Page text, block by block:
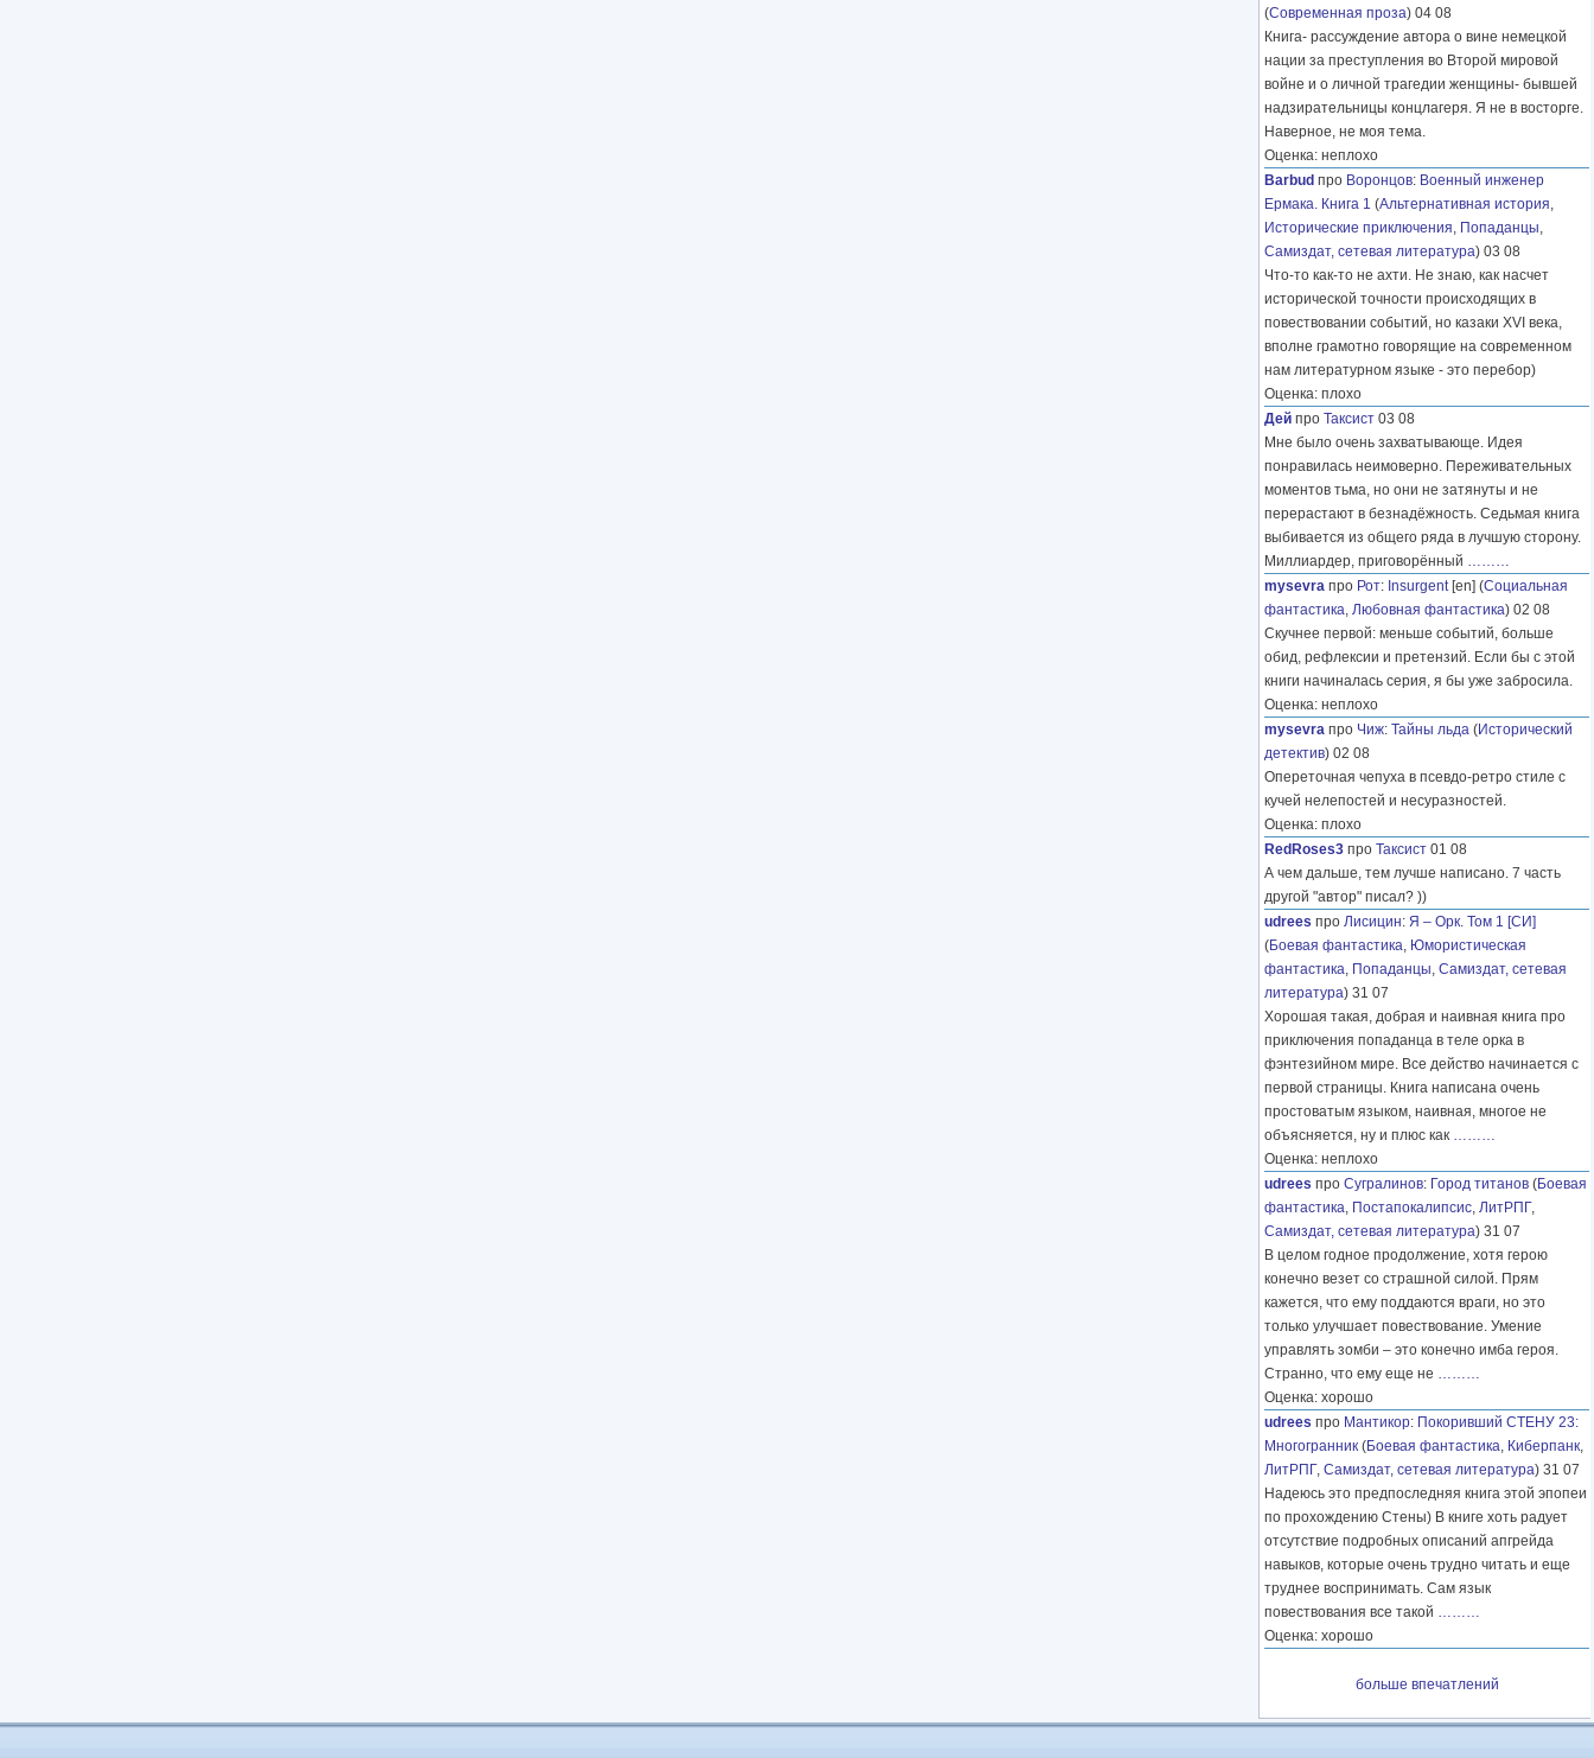
(Современная проза) 04 08
Книга- рассуждение автора о вине немецкой
нации за преступления во Второй мировой
войне и о личной трагедии женщины- бывшей
надзирательницы концлагеря. Я не в восторге.
Наверное, не моя тема.
Оценка: неплохо
Barbud про Воронцов: Военный инженер
Ермака. Книга 1 (Альтернативная история,
Исторические приключения, Попаданцы,
Самиздат, сетевая литература) 03 08
Что-то как-то не ахти. Не знаю, как насчет
исторической точности происходящих в
повествовании событий, но казаки XVI века,
вполне грамотно говорящие на современном
нам литературном языке - это перебор)
Оценка: плохо
Дей про Таксист 03 08
Мне было очень захватывающе. Идея
понравилась неимоверно. Переживательных
моментов тьма, но они не затянуты и не
перерастают в безнадёжность. Седьмая книга
выбивается из общего ряда в лучшую сторону.
Миллиардер, приговорённый ………
mysevra про Рот: Insurgent[en] (Социальная
фантастика, Любовная фантастика) 02 08
Скучнее первой: меньше событий, больше
обид, рефлексии и претензий. Если бы с этой
книги начиналась серия, я бы уже забросила.
Оценка: неплохо
mysevra про Чиж: Тайны льда (Исторический
детектив) 02 08
Опереточная чепуха в псевдо-ретро стиле с
кучей нелепостей и несуразностей.
Оценка: плохо
RedRoses3 про Таксист 01 08
А чем дальше, тем лучше написано. 7 часть
другой "автор" писал? ))
udrees про Лисицин: Я – Орк. Том 1 [СИ]
(Боевая фантастика, Юмористическая
фантастика, Попаданцы, Самиздат, сетевая
литература) 31 07
Хорошая такая, добрая и наивная книга про
приключения попаданца в теле орка в
фэнтезийном мире. Все действо начинается с
первой страницы. Книга написана очень
простоватым языком, наивная, многое не
объясняется, ну и плюс как ………
Оценка: неплохо
udrees про Сугралинов: Город титанов (Боевая
фантастика, Постапокалипсис, ЛитРПГ,
Самиздат, сетевая литература) 31 07
В целом годное продолжение, хотя герою
конечно везет со страшной силой. Прям
кажется, что ему поддаются враги, но это
только улучшает повествование. Умение
управлять зомби – это конечно имба героя.
Странно, что ему еще не ………
Оценка: хорошо
udrees про Мантикор: Покоривший СТЕНУ 23:
Многогранник (Боевая фантастика, Киберпанк,
ЛитРПГ, Самиздат, сетевая литература) 31 07
Надеюсь это предпоследняя книга этой эпопеи
по прохождению Стены) В книге хоть радует
отсутствие подробных описаний апгрейда
навыков, которые очень трудно читать и еще
труднее воспринимать. Сам язык
повествования все такой ………
Оценка: хорошо
больше впечатлений